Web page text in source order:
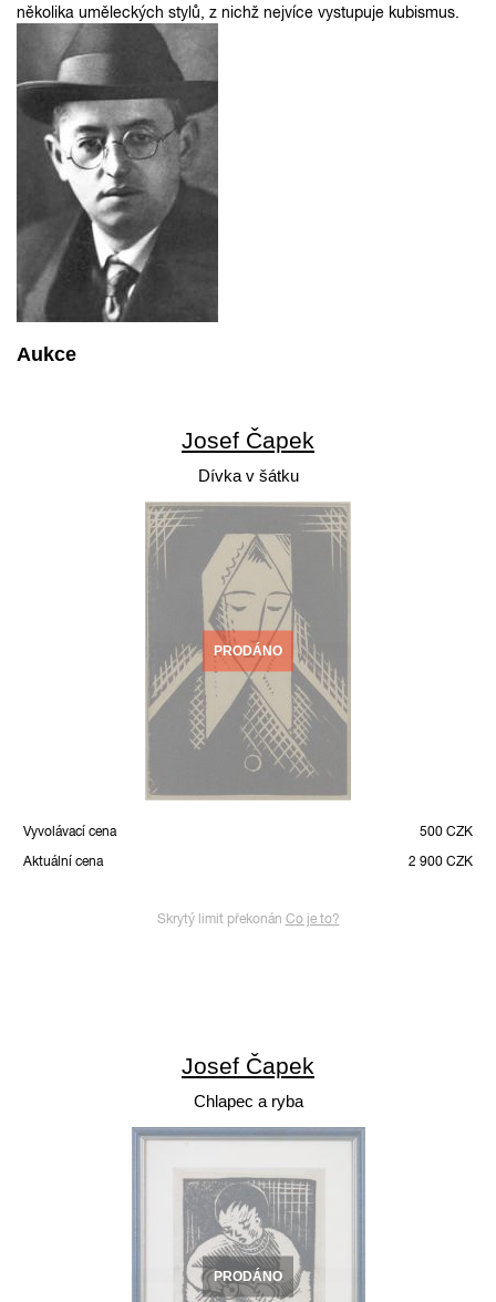
několika uměleckých stylů, z nichž nejvíce vystupuje kubismus.
Aukce
Josef Čapek
Dívka v šátku
PRODÁNO
Vyvolávací cena
500 CZK
Aktuální cena
2 900 CZK
Skrytý limit překonán Co je to?
Josef Čapek
Chlapec a ryba
PRODÁNO